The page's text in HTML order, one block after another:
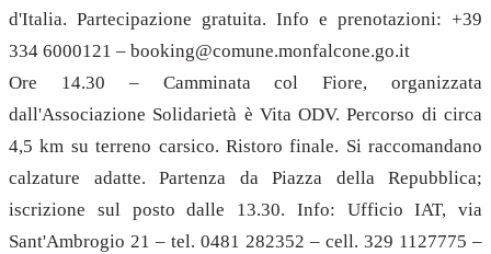
d'Italia. Partecipazione gratuita. Info e prenotazioni: +39
334 6000121 – booking@comune.monfalcone.go.it
Ore 14.30 – Camminata col Fiore, organizzata
dall'Associazione Solidarietà è Vita ODV. Percorso di circa
4,5 km su terreno carsico. Ristoro finale. Si raccomandano
calzature adatte. Partenza da Piazza della Repubblica;
iscrizione sul posto dalle 13.30. Info: Ufficio IAT, via
Sant'Ambrogio 21 – tel. 0481 282352 – cell. 329 1127775 –